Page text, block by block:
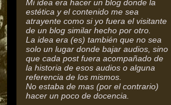
Mi idea era hacer un blog donde la
estética y el contenido me sea
atrayente como si yo fuera el visitante
de un blog similar hecho por otro.
La idea era (es) también que no sea
solo un lugar donde bajar audios, sino
que cada post fuera acompañado de
la historia de esos audios o alguna
referencia de los mismos.
No estaba de mas (por el contrario)
hacer un poco de docencia.